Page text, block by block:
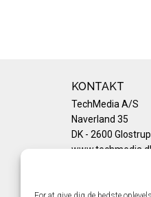
KONTAKT
TechMedia A/S
Naverland 35
DK - 2600 Glostrup
Telefon: +45 43
Privatlivspolitik